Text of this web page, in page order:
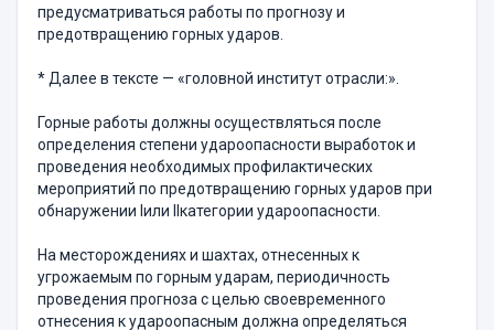
предусматриваться работы по прогнозу и
предотвращению горных ударов.
* Далее в тексте — «головной институт отрасли:».
Горные работы должны осуществляться после
определения степени удароопасности выработок и
проведения необходимых профилактических
мероприятий по предотвращению горных ударов при
обнаружении Iили IIкатегории удароопасности.
На месторождениях и шахтах, отнесенных к
угрожаемым по горным ударам, периодичность
проведения прогноза с целью своевременного
отнесения к удароопасным должна определяться